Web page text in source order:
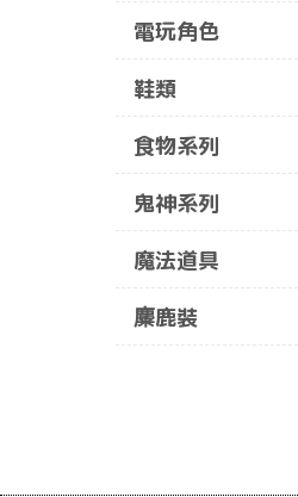
電玩角色
鞋類
食物系列
鬼神系列
魔法道具
麋鹿裝